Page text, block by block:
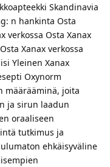
Skandinavia
n hankinta Osta
verkossa Osta Xanax
Xanax verkossa
Yleinen Xanax
Oxynorm
määrääminä, joita
ja sirun laadun
oraaliseen
tutkimus ja
ehkäisyväline